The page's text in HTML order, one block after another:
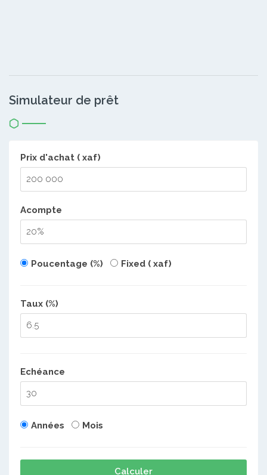
Simulateur de prêt
Prix d'achat ( xaf)
Acompte
Poucentage (%) Fixed ( xaf)
Taux (%)
Echéance
Années Mois
Calculer